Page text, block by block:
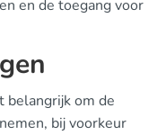
en de toegang voor
belangrijk om de
bij voorkeur